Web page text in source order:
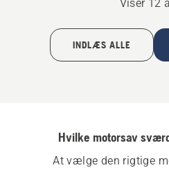
Viser 12
INDLÆS ALLE
Hvilke motorsav
At vælge den rigtige